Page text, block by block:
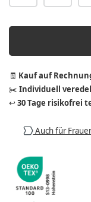
🧾 Kauf auf
✂️ Individuell
↩️ 30 Tage risikofrei
Auch für